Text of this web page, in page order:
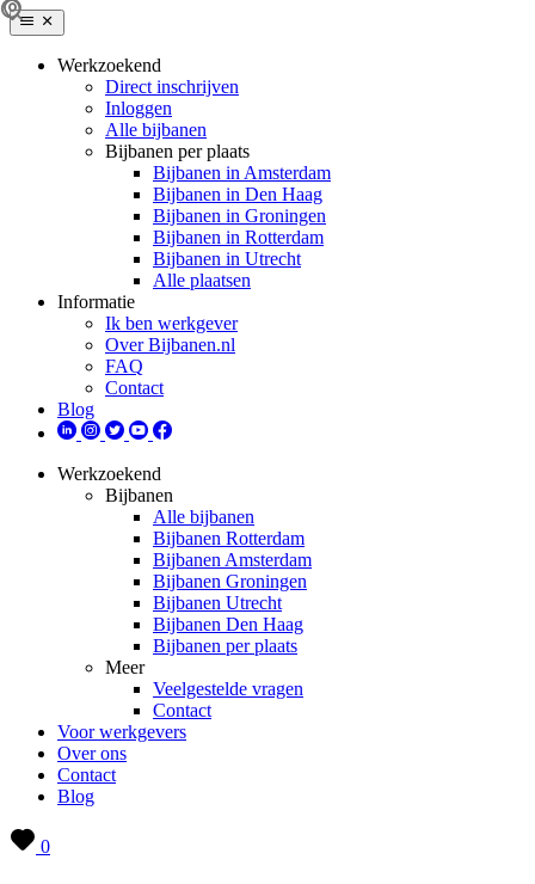
Werkzoekend
Direct inschrijven
Inloggen
Alle bijbanen
Bijbanen per plaats
Bijbanen in Amsterdam
Bijbanen in Den Haag
Bijbanen in Groningen
Bijbanen in Rotterdam
Bijbanen in Utrecht
Alle plaatsen
Informatie
Ik ben werkgever
Over Bijbanen.nl
FAQ
Contact
Blog
Werkzoekend
Bijbanen
Alle bijbanen
Bijbanen Rotterdam
Bijbanen Amsterdam
Bijbanen Groningen
Bijbanen Utrecht
Bijbanen Den Haag
Bijbanen per plaats
Meer
Veelgestelde vragen
Contact
Voor werkgevers
Over ons
Contact
Blog
0